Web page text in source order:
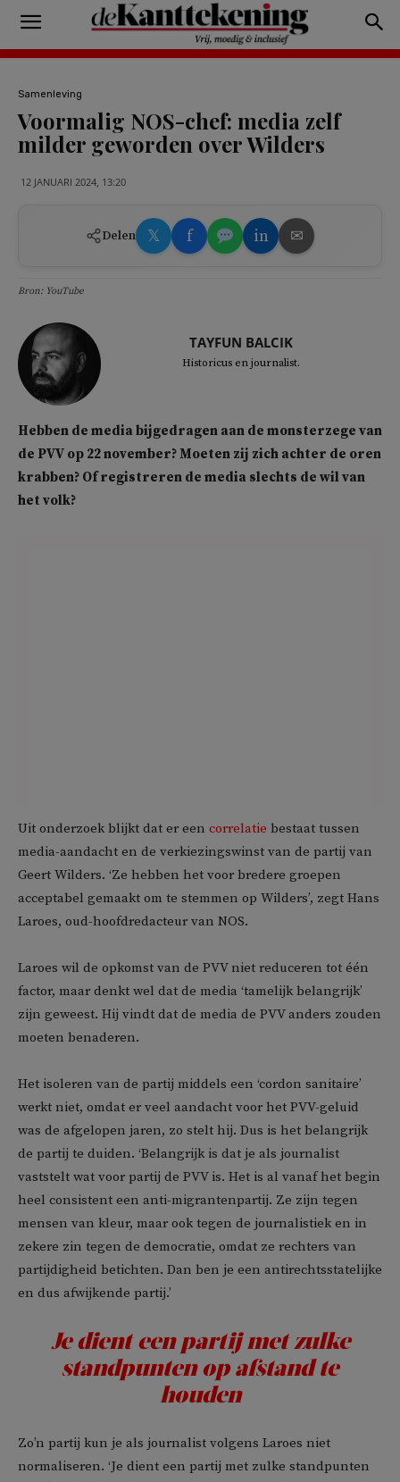
Samenleving
Voormalig NOS-chef: media zelf
milder geworden over Wilders
12 JANUARI 2024, 13:20
Delen 𝕏 f in ✉
Bron: YouTube
TAYFUN BALCIK
Historicus en journalist.
Hebben de media bijgedragen aan de monsterzege van
de PVV op 22 november? Moeten zij zich achter de oren
krabben? Of registreren de media slechts de wil van
het volk?
Uit onderzoek blijkt dat er een correlatie bestaat tussen
media-aandacht en de verkiezingswinst van de partij van
Geert Wilders. ‘Ze hebben het voor bredere groepen
acceptabel gemaakt om te stemmen op Wilders’, zegt Hans
Laroes, oud-hoofdredacteur van NOS.
Laroes wil de opkomst van de PVV niet reduceren tot één
factor, maar denkt wel dat de media ‘tamelijk belangrijk’
zijn geweest. Hij vindt dat de media de PVV anders zouden
moeten benaderen.
Het isoleren van de partij middels een ‘cordon sanitaire’
werkt niet, omdat er veel aandacht voor het PVV-geluid
was de afgelopen jaren, zo stelt hij. Dus is het belangrijk
de partij te duiden. ‘Belangrijk is dat je als journalist
vaststelt wat voor partij de PVV is. Het is al vanaf het begin
heel consistent een anti-migrantenpartij. Ze zijn tegen
mensen van kleur, maar ook tegen de journalistiek en in
zekere zin tegen de democratie, omdat ze rechters van
partijdigheid betichten. Dan ben je een antirechtsstatelijke
en dus afwijkende partij.’
Je dient een partij met zulke
standpunten op afstand te
houden
Zo’n partij kun je als journalist volgens Laroes niet
normaliseren. ‘Je dient een partij met zulke standpunten